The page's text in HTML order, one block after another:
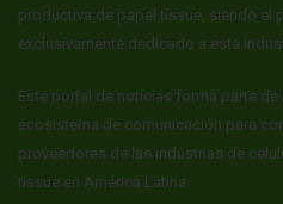
productiva de papel tissue, siendo el
exclusivamente dedicado a esta
Este portal de noticias forma parte de
ecosistema de comunicación para
proveedores de las industrias de
tissue en América Latina.